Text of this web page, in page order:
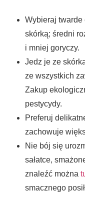
Wybieraj twarde
skórką; średni
i mniej goryczy.
Jedz je ze
ze wszystkich
Zakup
pestycydy.
Preferuj
zachowuje
Nie bój się
sałatce,
znaleźć można
smacznego